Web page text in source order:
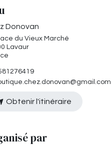
Donovan
du Vieux Marché
Lavaur
Obtenir l'itinéraire
par